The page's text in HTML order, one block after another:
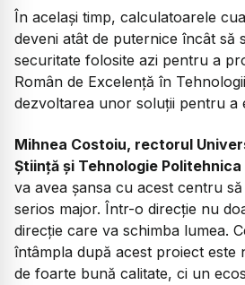
În același timp, calculatoarele
deveni atât de puternice încât să
securitate folosite azi pentru a
Român de Excelență în
dezvoltarea unor soluții pentru a
Mihnea Costoiu, rectorul
Știință și Tehnologie
va avea șansa cu acest centru
serios major. Într-o direcție nu
direcție care va schimba lumea.
întâmpla după acest proiect este
de foarte bună calitate, ci un